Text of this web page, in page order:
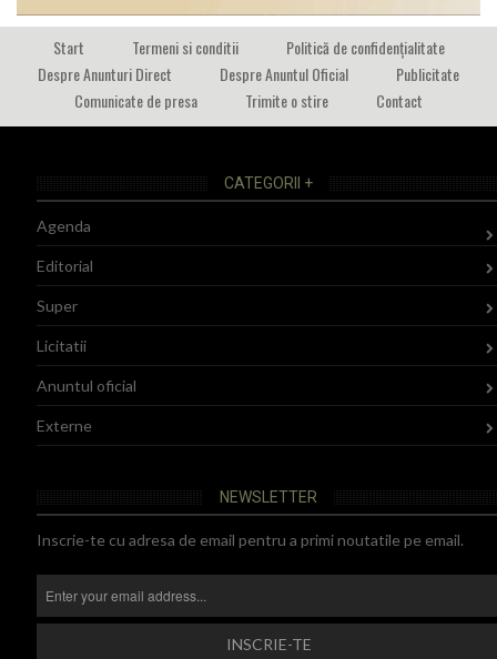
Start Termeni si conditii
Politică de confidențialitate
Despre Anunturi Direct
Despre Anuntul Oficial
Publicitate
Comunicate de presa
Trimite o stire Contact
CATEGORII +
Agenda
Editorial
Super
Licitatii
Anuntul oficial
Externe
NEWSLETTER
Inscrie-te cu adresa de email pentru a primi noutatile pe email.